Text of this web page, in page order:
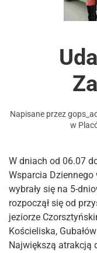
Napisane przez
w
W dniach od 06.07
Wsparcia
wybrały się na 5-
rozpoczął się od
jeziorze
Kościeliska,
Największą atrakcją